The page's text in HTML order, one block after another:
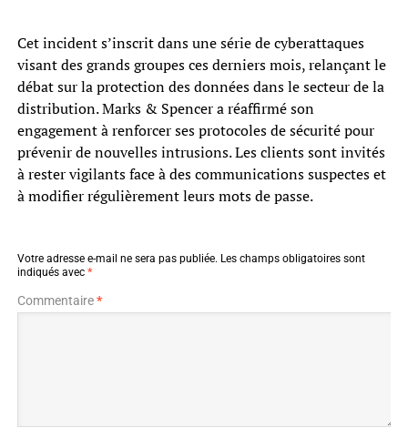
Cet incident s’inscrit dans une série de cyberattaques
visant des grands groupes ces derniers mois, relançant le
débat sur la protection des données dans le secteur de la
distribution. Marks & Spencer a réaffirmé son
engagement à renforcer ses protocoles de sécurité pour
prévenir de nouvelles intrusions. Les clients sont invités
à rester vigilants face à des communications suspectes et
à modifier régulièrement leurs mots de passe.
Votre adresse e-mail ne sera pas publiée. Les champs obligatoires sont
indiqués avec *
Commentaire*